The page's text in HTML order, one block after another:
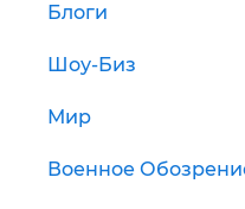
Блоги
Шоу-Биз
Мир
Военное